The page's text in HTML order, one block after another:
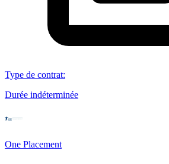
Type de contrat:
Durée indéterminée
One Placement